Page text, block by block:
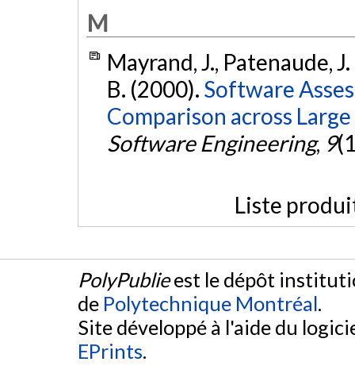
M
Mayrand, J., Patenaude,
B. (2000). Software
Comparison across
Software Engineering, 9
Liste
PolyPublieest le dépôt
de Polytechnique Montréal.
Site développé à l'aide du
EPrints.